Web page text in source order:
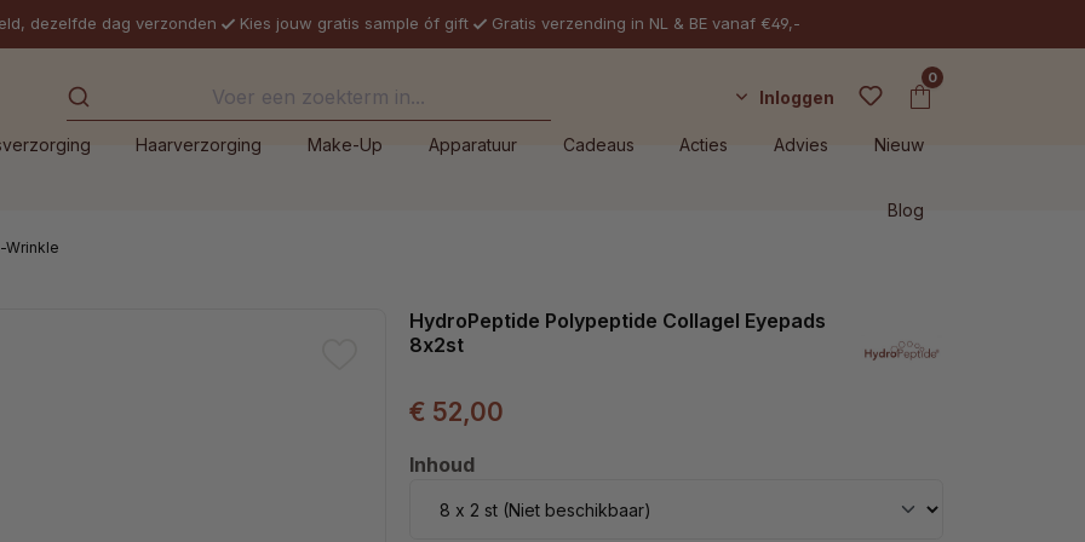
dezelfde dag verzonden Kies jouw gratis sample óf gift Gratis verzending in NL & BE vanaf €49,-
Inloggen
0
Haarverzorging Make-Up Apparatuur Cadeaus Acties Advies Nieuw
Blog
Wrinkle
HydroPeptide Polypeptide Collagel Eyepads
8x2st
€ 52,00
Selecteer
Inhoud